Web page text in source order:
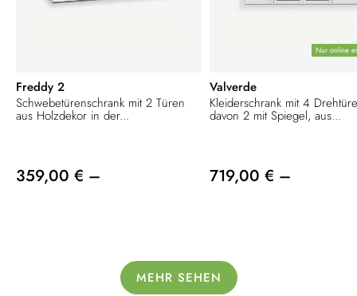
Freddy 2
Schwebetürenschrank mit 2 Türen
aus Holzdekor in der...
359,00 € –
Nur online
Valverde
Kleiderschrank mit 4
davon 2 mit Spiegel, aus...
719,00 € –
MEHR SEHEN